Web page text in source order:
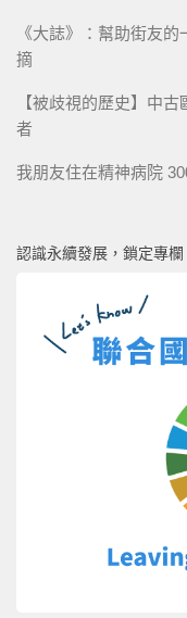
《大誌》：幫助街友
摘
【被歧視的歷史】中
者
我朋友住在精神病院
認識永續發展，鎖定專欄